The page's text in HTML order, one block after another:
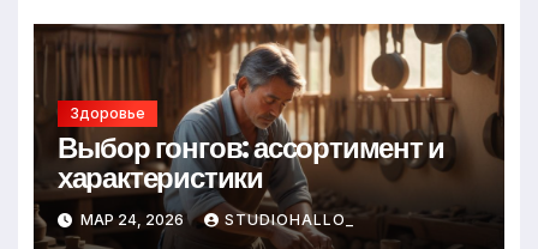
Здоровье
Выбор гонгов: ассортимент и
характеристики
МАР 24, 2026 STUDIOHALLO_